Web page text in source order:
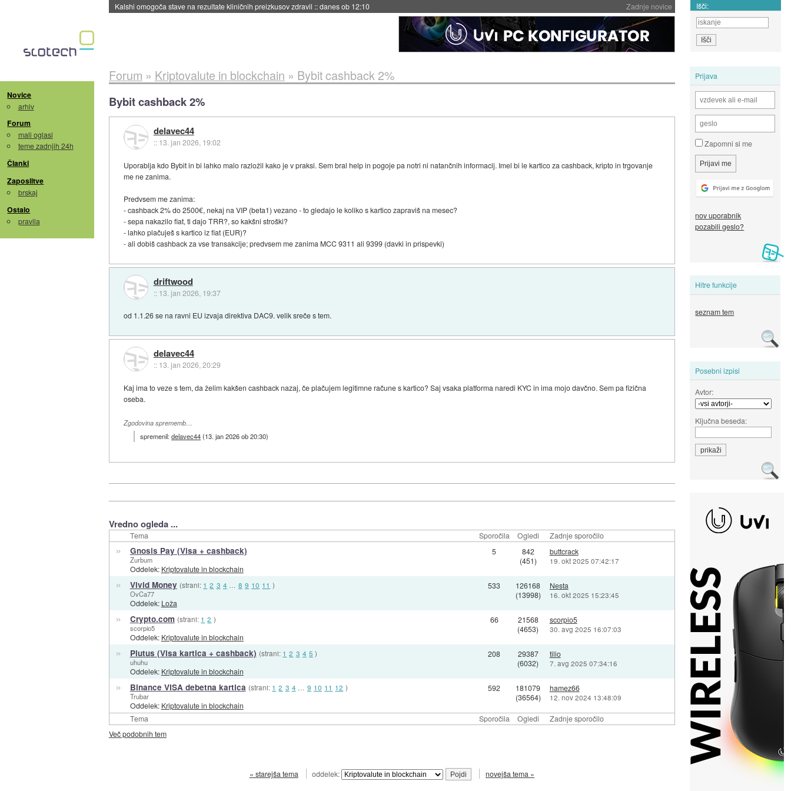
Zadnje novice
Kalshi omogoča stave na rezultate kliničnih preizkusov zdravil ::danes ob 12:10 Išči:
Novice
arhiv
Forum
mali oglasi
teme zadnjih 24h
Članki
Zaposlitve
brskaj
Ostalo
pravila
Prijava
Zapomni si me
nov uporabnik
pozabili geslo?
Hitre funkcije
seznam tem
Posebni izpisi
Avtor:
Ključna beseda:
Forum » Kriptovalute in blockchain » Bybit cashback 2%
Bybit cashback 2%
delavec44
:: 13. jan 2026, 19:02
Uporablja kdo Bybit in bi lahko malo razložil kako je v praksi. Sem bral help in pogoje pa notri ni natančnih informacij. Imel bi le kartico za cashback, kripto in trgovanje
me ne zanima.
Predvsem me zanima:
- cashback 2% do 2500€, nekaj na VIP (beta1) vezano - to gledajo le koliko s kartico zapraviš na mesec?
- sepa nakazilo fiat, ti dajo TRR?, so kakšni stroški?
- lahko plačuješ s kartico iz fiat (EUR)?
- ali dobiš cashback za vse transakcije; predvsem me zanima MCC 9311 ali 9399 (davki in prispevki)
driftwood
:: 13. jan 2026, 19:37
od 1.1.26 se na ravni EU izvaja direktiva DAC9. velik sreče s tem.
delavec44
:: 13. jan 2026, 20:29
Kaj ima to veze s tem, da želim kakšen cashback nazaj, če plačujem legitimne račune s kartico? Saj vsaka platforma naredi KYC in ima mojo davčno. Sem pa fizična
oseba.
Zgodovina sprememb…
spremenil:delavec44(13. jan 2026 ob 20:30)
Vredno ogleda ...
Tema Sporočila Ogledi Zadnje sporočilo
Tema Sporočila Ogledi Zadnje sporočilo
» Gnosis Pay (Visa + cashback)
Zurbum
Oddelek: Kriptovalute in blockchain
5
842
(451)
buttcrack
19. okt 2025 07:42:17
» Vivid Money (strani: 1 2 3 4 … 8 9 10 11 )
OvCa77
Oddelek: Loža
533
126168
(13998)
Nesta
16. okt 2025 15:23:45
» Crypto.com (strani: 1 2 )
scorpio5
Oddelek: Kriptovalute in blockchain
66
21568
(4653)
scorpio5
30. avg 2025 16:07:03
» Plutus (Visa kartica + cashback) (strani: 1 2 3 4 5 )
uhuhu
Oddelek: Kriptovalute in blockchain
208
29387
(6032)
tilio
7. avg 2025 07:34:16
» Binance VISA debetna kartica (strani: 1 2 3 4 … 9 10 11 12 )
Trubar
Oddelek: Kriptovalute in blockchain
592
181079
(36564)
hamez66
12. nov 2024 13:48:09
Več podobnih tem
« starejša tema oddelek: novejša tema »